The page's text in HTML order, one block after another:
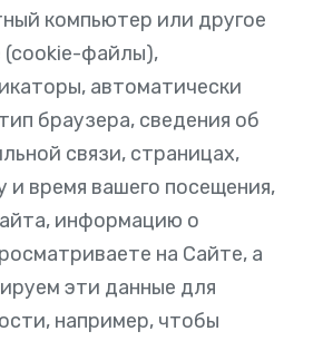
компьютер или другое
(cookie-файлы),
автоматически
браузера, сведения об
связи, страницах,
время вашего посещения,
информацию о
на Сайте, а
эти данные для
например, чтобы